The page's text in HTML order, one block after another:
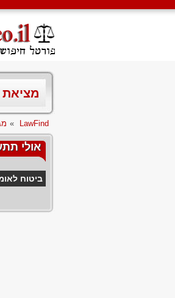
מציאת
LawFind
»
אולי
ביטוח